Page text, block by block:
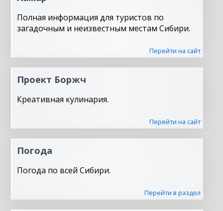
Полная информация для туристов по
загадочным и неизвестным местам Сибири.
Перейти на сайт
Проект Боржч
Креативная кулинария.
Перейти на сайт
Погода
Погода по всей Сибири.
Перейти в раздел